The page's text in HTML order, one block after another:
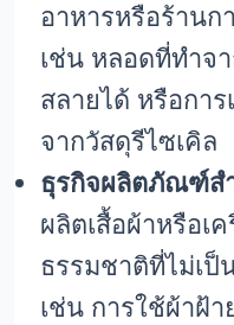
อาหารหรือร้านก
เช่น หลอดที่ทำจ
สลายได้ หรือกา
จากวัสดุรีไซเคิล
ธุรกิจผลิตภัณฑ์ส
ผลิตเสื้อผ้าหรือเ
ธรรมชาติที่ไม่เ
เช่น การใช้ผ้าฝ้